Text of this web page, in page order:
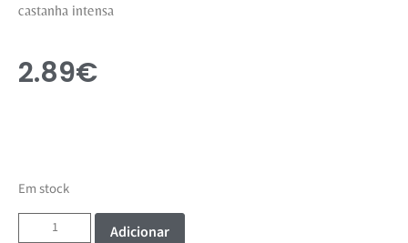
castanha intensa
2.89€
Em stock
Adicionar